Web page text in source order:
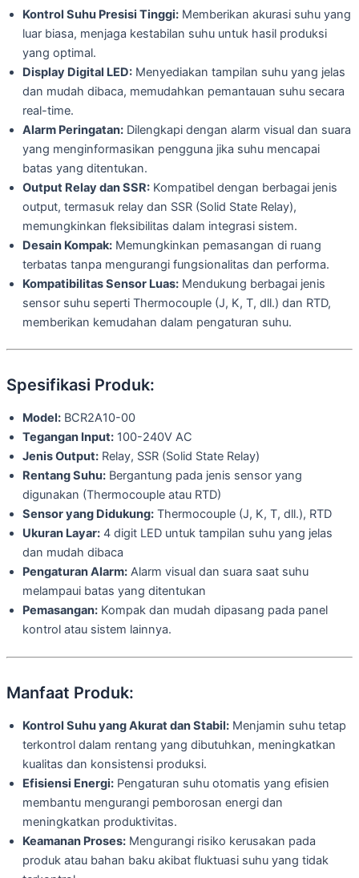
Kontrol Suhu Presisi Tinggi: Memberikan akurasi suhu yang
luar biasa, menjaga kestabilan suhu untuk hasil produksi
yang optimal.
Display Digital LED: Menyediakan tampilan suhu yang jelas
dan mudah dibaca, memudahkan pemantauan suhu secara
real-time.
Alarm Peringatan: Dilengkapi dengan alarm visual dan suara
yang menginformasikan pengguna jika suhu mencapai
batas yang ditentukan.
Output Relay dan SSR: Kompatibel dengan berbagai jenis
output, termasuk relay dan SSR (Solid State Relay),
memungkinkan fleksibilitas dalam integrasi sistem.
Desain Kompak: Memungkinkan pemasangan di ruang
terbatas tanpa mengurangi fungsionalitas dan performa.
Kompatibilitas Sensor Luas: Mendukung berbagai jenis
sensor suhu seperti Thermocouple (J, K, T, dll.) dan RTD,
memberikan kemudahan dalam pengaturan suhu.
Spesifikasi Produk:
Model: BCR2A10-00
Tegangan Input: 100-240V AC
Jenis Output: Relay, SSR (Solid State Relay)
Rentang Suhu: Bergantung pada jenis sensor yang
digunakan (Thermocouple atau RTD)
Sensor yang Didukung: Thermocouple (J, K, T, dll.), RTD
Ukuran Layar: 4 digit LED untuk tampilan suhu yang jelas
dan mudah dibaca
Pengaturan Alarm: Alarm visual dan suara saat suhu
melampaui batas yang ditentukan
Pemasangan: Kompak dan mudah dipasang pada panel
kontrol atau sistem lainnya.
Manfaat Produk:
Kontrol Suhu yang Akurat dan Stabil: Menjamin suhu tetap
terkontrol dalam rentang yang dibutuhkan, meningkatkan
kualitas dan konsistensi produksi.
Efisiensi Energi: Pengaturan suhu otomatis yang efisien
membantu mengurangi pemborosan energi dan
meningkatkan produktivitas.
Keamanan Proses: Mengurangi risiko kerusakan pada
produk atau bahan baku akibat fluktuasi suhu yang tidak